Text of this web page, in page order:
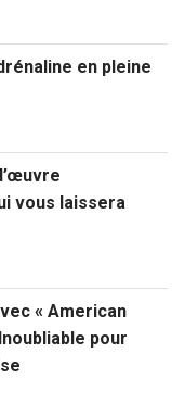
en pleine
vous laissera
« American
pour